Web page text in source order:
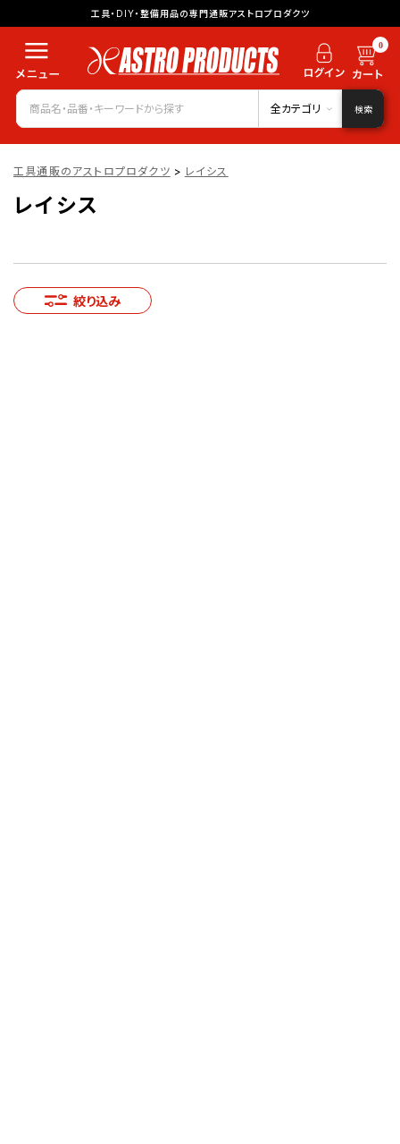
工具・DIY・整備用品の専門通販アストロプロダクツ
0
全カテゴリ 検索
工具通販のアストロプロダクツ > レイシス
レイシス
絞り込み